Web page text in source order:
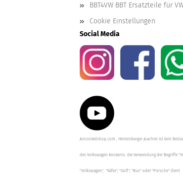
BBT4VW BBT Ersatzteile für
Cookie Einstellungen
Social Media
Aircooledshop.com , Hintersberger Joachim ist kein
des Volkswagen Konzerns. Die Verwendung der Begriffe
"Volkswagen", "Käfer", "Golf", "Bus" oder "Porsche" dient